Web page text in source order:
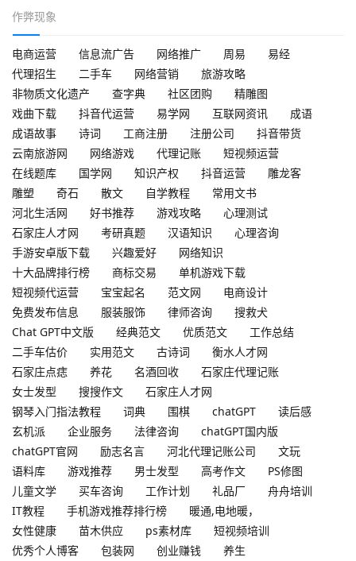
作弊现象
电商运营 信息流广告 网络推广 周易
易经
代理招生
二手车 网络营销
旅游攻略
非物质文化遗产
查字典 社区团购
精雕图
戏曲下载
抖音代运营 易学网 互联网资讯
成语
成语故事
诗词 工商注册 注册公司
抖音带货
云南旅游网
网络游戏 代理记账
短视频运营
在线题库
国学网 知识产权 抖音运营
雕龙客
雕塑
奇石 散文 自学教程
常用文书
河北生活网
好书推荐 游戏攻略
心理测试
石家庄人才网
考研真题 汉语知识
心理咨询
手游安卓版下载
兴趣爱好
网络知识
十大品牌排行榜
商标交易
单机游戏下载
短视频代运营
宝宝起名 范文网
电商设计
免费发布信息
服装服饰 律师咨询
搜救犬
Chat GPT中文版
经典范文 优质范文
工作总结
二手车估价
实用范文 古诗词
衡水人才网
石家庄点痣
养花 名酒回收
石家庄代理记账
女士发型
搜搜作文
石家庄人才网
钢琴入门指法教程
词典 围棋 chatGPT
读后感
玄机派
企业服务 法律咨询
chatGPT国内版
chatGPT官网
励志名言 河北代理记账公司
文玩
语料库
游戏推荐 男士发型 高考作文
PS修图
儿童文学
买车咨询 工作计划 礼品厂
舟舟培训
IT教程
手机游戏推荐排行榜
暖通,电地暖，
女性健康
苗木供应 ps素材库
短视频培训
优秀个人博客
包装网 创业赚钱
养生